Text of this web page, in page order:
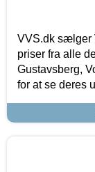
VVS.dk sælger
priser fra alle
Gustavsberg,
for at se deres